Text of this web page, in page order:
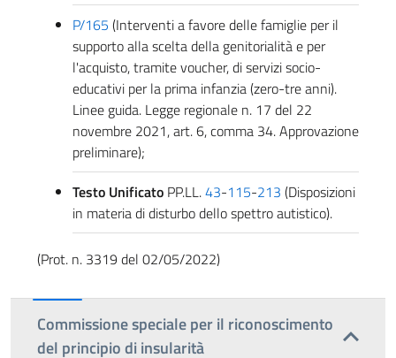
P/165 (Interventi a favore delle famiglie per il
supporto alla scelta della genitorialità e per
l'acquisto, tramite voucher, di servizi socio-
educativi per la prima infanzia (zero-tre anni).
Linee guida. Legge regionale n. 17 del 22
novembre 2021, art. 6, comma 34. Approvazione
preliminare);
Testo Unificato PP.LL.43-115-213 (Disposizioni
in materia di disturbo dello spettro autistico).
(Prot. n. 3319 del 02/05/2022)
Commissione speciale per il riconoscimento
del principio di insularità